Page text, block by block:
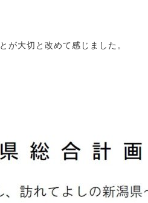
が大切と改めて感じました。